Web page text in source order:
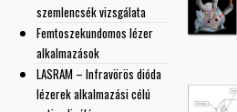
szemlencsék vizsgálata
Femtoszekundomos lézer
alkalmazások
LASRAM – Infravörös dióda
lézerek alkalmazási célú